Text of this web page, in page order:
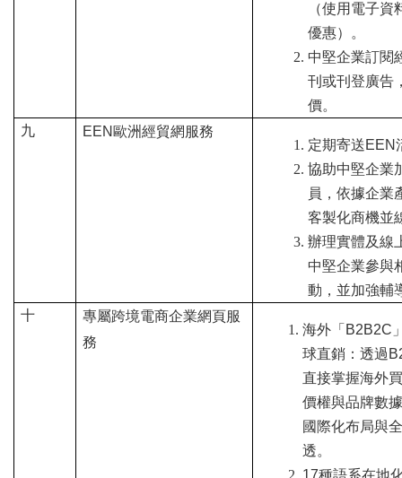
（使用電子資
優惠）。
中堅企業訂閱
刊或刊登廣告
價。
九
EEN 歐洲經貿網服務
定期寄送EEN
協助中堅企業
員，依據企業
客製化商機並
辦理實體及線
中堅企業參與
動，並加強輔
十
專屬跨境電商企業網頁服
務
海外「B2B2C
球直銷：透過
直接掌握海外
價權與品牌數
國際化布局與
透。